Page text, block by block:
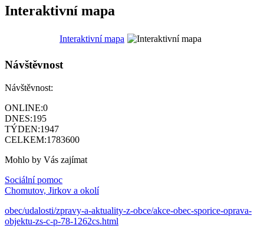
Interaktivní mapa
Interaktivní mapa
Návštěvnost
Návštěvnost:
ONLINE:0
DNES:195
TÝDEN:1947
CELKEM:1783600
Mohlo by Vás zajímat
Sociální pomoc
Chomutov, Jirkov a okolí
obec/udalosti/zpravy-a-aktuality-z-obce/akce-obec-sporice-oprava-
objektu-zs-c-p-78-1262cs.html